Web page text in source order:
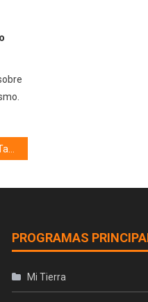
PROGRAMAS
Mi Tierra